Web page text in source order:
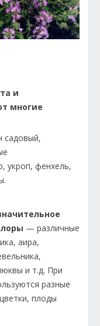
и
многие
садовый,
укроп, фенхель,
— различные
аира,
и т.д. При
разные
плоды